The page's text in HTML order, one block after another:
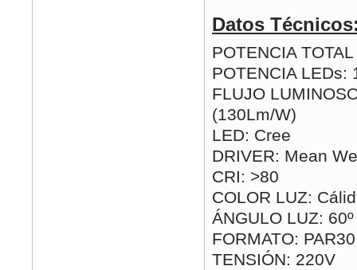
Datos
POTENCIA
POTENCIA LEDs:
FLUJO
(130Lm/W)
LED: Cree
DRIVER: Mean
CRI: >80
COLOR LUZ:
ÁNGULO LUZ: 60º
FORMATO:
TENSIÓN: 220V